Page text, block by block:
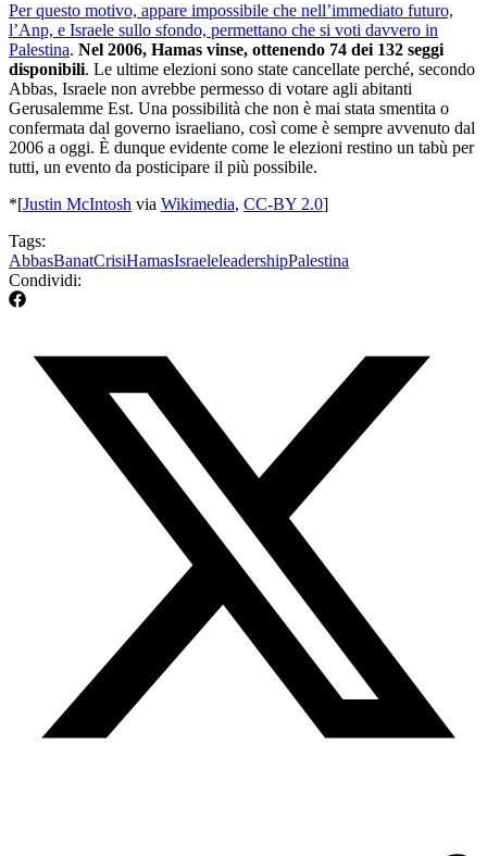
Per questo motivo, appare impossibile che nell’immediato futuro,
l’Anp, e Israele sullo sfondo, permettano che si voti davvero in
Palestina. Nel 2006, Hamas vinse, ottenendo 74 dei 132 seggi
disponibili. Le ultime elezioni sono state cancellate perché, secondo
Abbas, Israele non avrebbe permesso di votare agli abitanti
Gerusalemme Est. Una possibilità che non è mai stata smentita o
confermata dal governo israeliano, così come è sempre avvenuto dal
2006 a oggi. È dunque evidente come le elezioni restino un tabù per
tutti, un evento da posticipare il più possibile.
*[Justin McIntosh via Wikimedia, CC-BY 2.0]
Tags:
AbbasBanatCrisiHamasIsraeleleadershipPalestina
Condividi: